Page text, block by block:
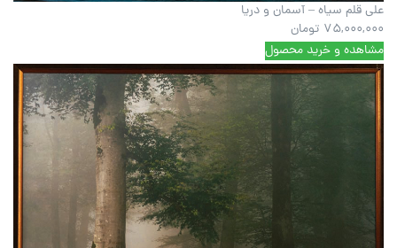
علی قلم سیاه – آسمان و دریا
75,000,000 تومان
مشاهده و خرید محصول